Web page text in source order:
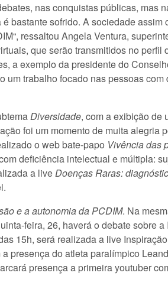
nas conquistas públicas, mas
bastante sofrido. A sociedade assim
ressaltou Angela Ventura,
que serão transmitidos no perfil
a exemplo da presidente do
um trabalho focado nas pessoas com
Diversidade, com a exibição de
foi um momento de muita alegria
o web bate-papo Vivência das
deficiência intelectual e múltipla:
a liveDoenças Raras:
e a autonomia da PCDIM. Na
feira, 26, haverá o debate sobre
15h, será realizada a live
presença do atleta paralímpico
presença a primeira youtuber